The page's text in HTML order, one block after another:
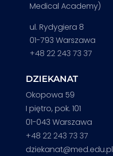
Medical Academy)
ul. Rydygiera 8
01-793 Warszawa
+48 22 243 73 37
DZIEKANAT
Okopowa 59
I piętro, pok. 101
01-043 Warszawa
+48 22 243 73 37
dziekanat@med.edu.pl